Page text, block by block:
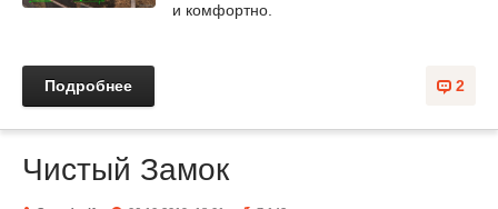
и комфортно.
2
Подробнее
Чистый Замок